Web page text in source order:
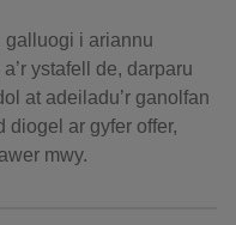
galluogi i ariannu
ystafell de, darparu
at adeiladu’r ganolfan
diogel ar gyfer offer,
mwy.